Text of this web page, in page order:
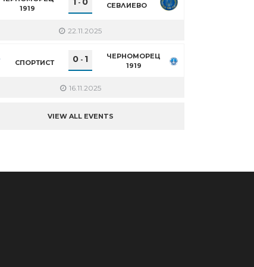
1919
- СЕВЛИЕВО
22.11.2025
СПОРТИСТ 0 - 1
ЧЕРНОМОРЕЦ
1919
16.11.2025
VIEW ALL EVENTS